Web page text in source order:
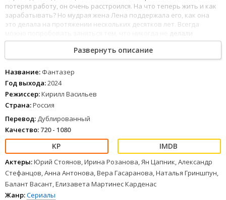
потерял работу, он очень расстроился. На что теперь жить и как
зарабатывать? Но мудрая жена Лена поддержала его, как она
это делала на протяжении нескольких десятков лет. Всегда
делали
раньше, — решили супруги. В интернете ты можешь смотреть
онлайн сериал Фантазер в хорошем качестве, все серии
1,2,3,4,5,6,7,8,9 и все сезоны доступные бесплатно в HD 720, FullHD
1080 и 4К, все выпуски в дублированном переводе и с хорошим
звуком без рекламы.
1 23 45 678
Развернуть описание
Название: Фантазер
Год выхода:2024
Режиссер:Кирилл Васильев
Страна:Россия
Перевод: Дублированный
Качество: 720 - 1080
Актеры:Юрий Стоянов, Ирина Розанова, Ян Цапник, Александр
Стефанцов, Анна Антонова, Вера Гасаранова, Наталья Гриншпун,
Балант Васант, Елизавета Мартинес Карденас
Жанр:Сериалы